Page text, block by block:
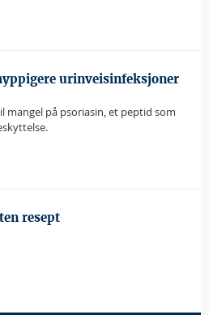
urinveisinfeksjoner
mangel på psoriasin, et peptid som
resept